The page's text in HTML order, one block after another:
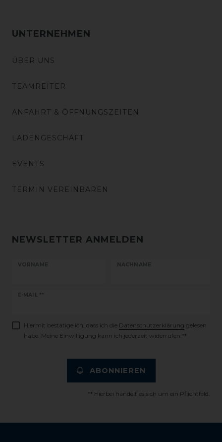
UNTERNEHMEN
ÜBER UNS
TEAMREITER
ANFAHRT & ÖFFNUNGSZEITEN
LADENGESCHÄFT
EVENTS
TERMIN VEREINBAREN
NEWSLETTER ANMELDEN
VORNAME NACHNAME
E-MAIL **
Newsletter
Hiermit bestätige ich, dass ich die Daten­schutz­erklärung gelesen
habe. Meine Einwilligung kann ich jederzeit widerrufen.**
ABONNIEREN
** Hierbei handelt es sich um ein Pflichtfeld.